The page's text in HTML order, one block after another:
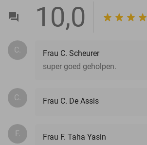
10,0
C.
Frau C. Scheurer
super goed geholpen.
C. Frau C. De Assis
F.
Frau F. Taha Yasin